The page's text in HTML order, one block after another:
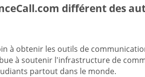
différent des
à obtenir les outils de
à soutenir l'infrastructure de
partout dans le monde.